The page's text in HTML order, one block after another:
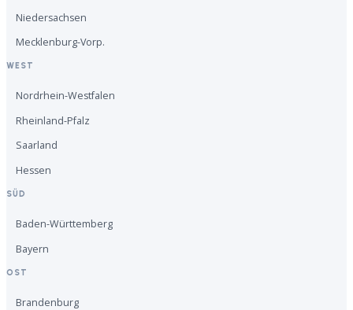
Niedersachsen
Mecklenburg-Vorp.
WEST
Nordrhein-Westfalen
Rheinland-Pfalz
Saarland
Hessen
SÜD
Baden-Württemberg
Bayern
OST
Brandenburg